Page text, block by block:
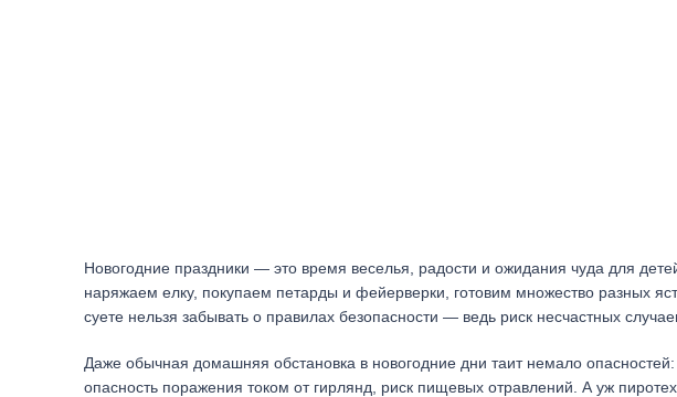
Новогодние праздники — это время веселья, радости и ожидания чуда для
наряжаем елку, покупаем петарды и фейерверки, готовим множество разных
суете нельзя забывать о правилах безопасности — ведь риск несчастных
Даже обычная домашняя обстановка в новогодние дни таит немало
опасность поражения током от гирлянд, риск пищевых отравлений. А уж